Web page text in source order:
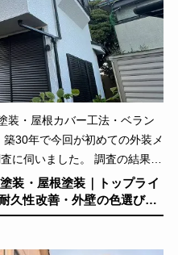
装・屋根カバー工法・ベラン
30年で今回が初めての外装メ
に伺いました。 調査の結果、
バー工法を […]
装・屋根塗装｜トップライ
久性改善・外壁の色選びで